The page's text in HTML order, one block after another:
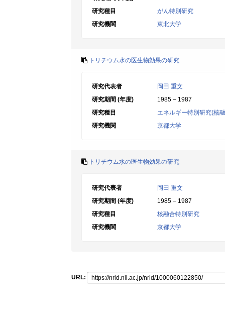
研究種目
がん特別研究
研究機関
東北大学
トリチウム水の医生物効果の研究
研究代表者
岡田 重文
研究期間 (年度)
1985 – 1987
研究種目
エネルギー特別研究(核
研究機関
京都大学
トリチウム水の医生物効果の研究
研究代表者
岡田 重文
研究期間 (年度)
1985 – 1987
研究種目
核融合特別研究
研究機関
京都大学
URL: